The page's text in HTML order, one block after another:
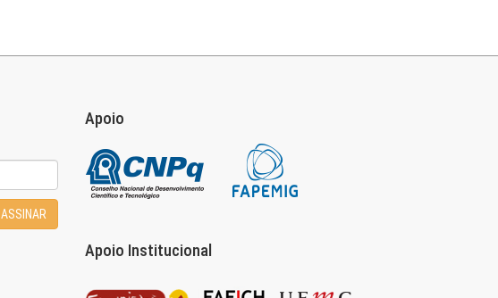
ASSINAR
Apoio
Apoio Institucional